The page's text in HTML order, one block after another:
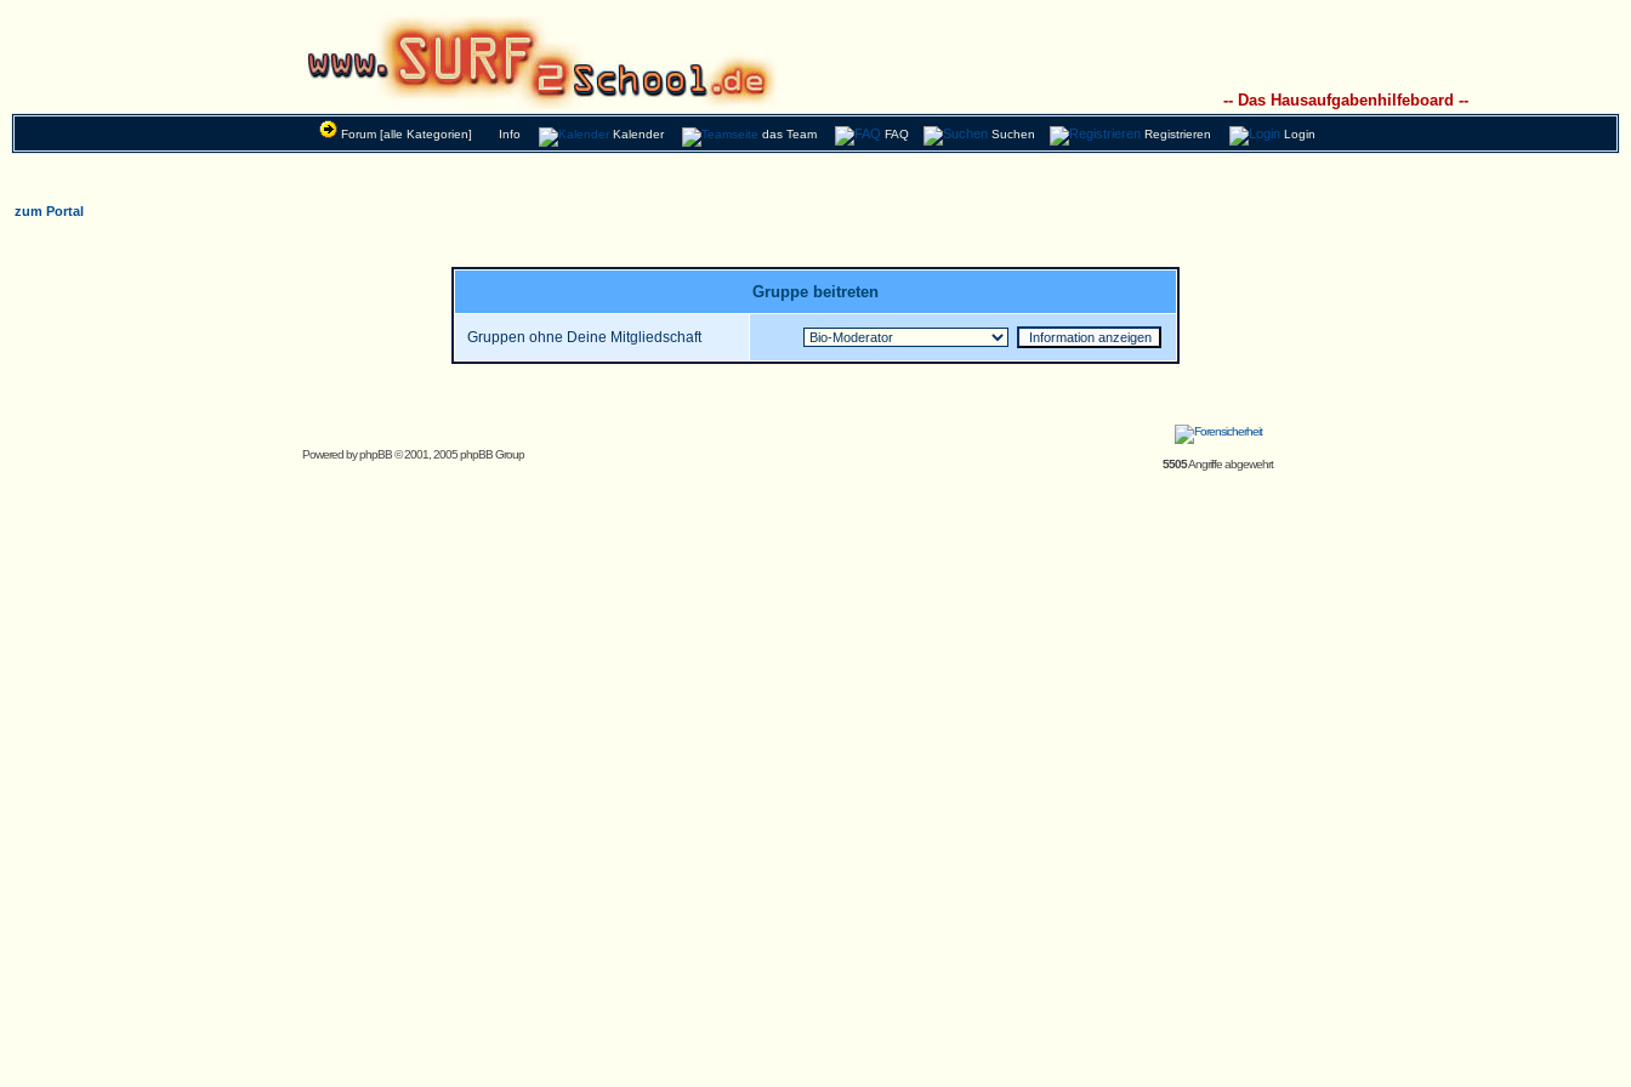
-- Das Hausaufgabenhilfeboard --
Forum [alle Kategorien] Info Kalender das Team FAQ Suchen Registrieren Login
zum Portal
Gruppe beitreten
Gruppen ohne Deine Mitgliedschaft
Powered byphpBB© 2001, 2005 phpBB Group
5505Angriffe abgewehrt